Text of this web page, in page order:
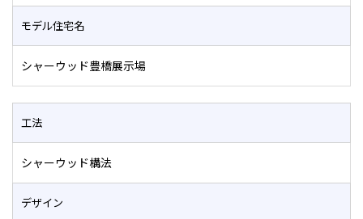
モデル住宅名
シャーウッド豊橋展示場
工法
シャーウッド構法
デザイン